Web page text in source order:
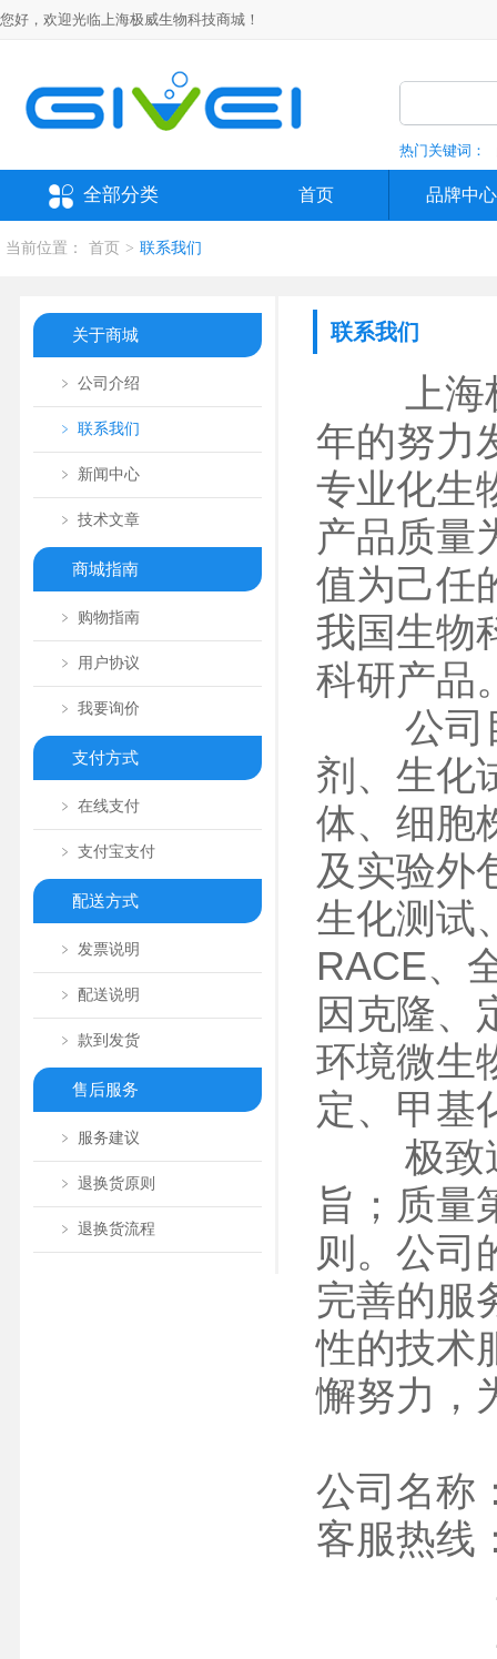
您好，欢迎光临上海极威生物科技商城！
热门关键词：
全部分类 首页 品牌中心
当前位置： 首页 > 联系我们
关于商城
﹥ 公司介绍
﹥ 联系我们
﹥ 新闻中心
﹥ 技术文章
商城指南
﹥ 购物指南
﹥ 用户协议
﹥ 我要询价
支付方式
﹥ 在线支付
﹥ 支付宝支付
配送方式
﹥ 发票说明
﹥ 配送说明
﹥ 款到发货
售后服务
﹥ 服务建议
﹥ 退换货原则
﹥ 退换货流程
联系我们
上海极
年的努力
专业化生
产品质量
值为己任
我国生物
科研产品
公司目
剂、生化
体、细胞
及实验外
生化测试
RACE、
因克隆、
环境微生
定、甲基
极致追
旨；质量
则。公司
完善的服
性的技术
懈努力，
公司名称
客服热线